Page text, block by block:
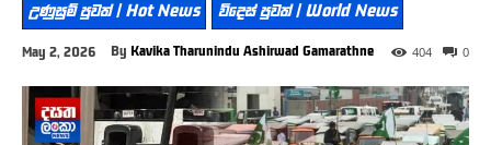
උණුසුම් පුවත් | Hot News විදෙස් පුවත් | World News
May 2, 2026 By Kavika Tharunindu Ashirwad Gamarathne 0
404